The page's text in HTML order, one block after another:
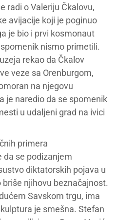
radi o Valeriju Čkalovu,
avijacije koji je poginuo
je bio i prvi kosmonaut
nismo primetili.
rekao da Čkalov
veze sa Orenburgom,
na njegovu
je naredio da se spomenik
u udaljeni grad na ivici
primera
da se podizanjem
diktatorskih pojava u
njihovu beznačajnost.
Savskom trgu, ima
je smešna. Stefan